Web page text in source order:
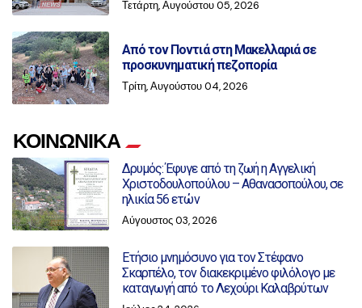
Τετάρτη, Αυγούστου 05, 2026
Από τον Ποντιά στη Μακελλαριά σε
προσκυνηματική πεζοπορία
Τρίτη, Αυγούστου 04, 2026
ΚΟΙΝΩΝΙΚΑ
Δρυμός: Έφυγε από τη ζωή η Αγγελική
Χριστοδουλοπούλου – Αθανασοπούλου, σε
ηλικία 56 ετών
Αύγουστος 03, 2026
Ετήσιο μνημόσυνο για τον Στέφανο
Σκαρπέλο, τον διακεκριμένο φιλόλογο με
καταγωγή από το Λεχούρι Καλαβρύτων